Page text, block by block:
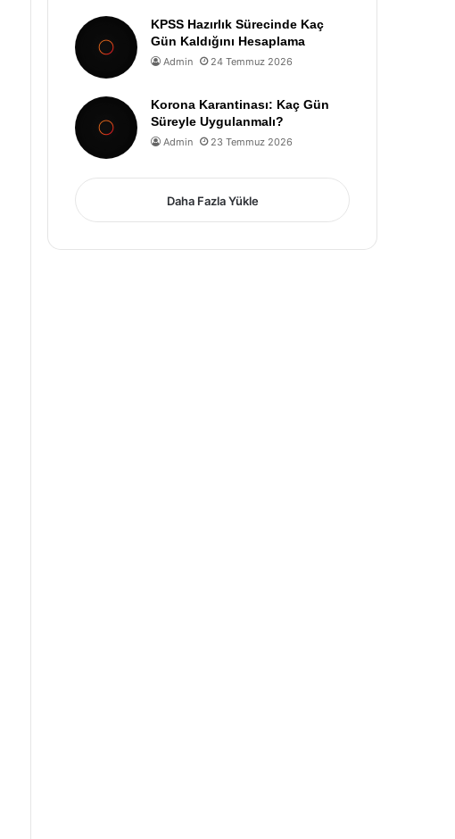
KPSS Hazırlık Sürecinde Kaç
Gün Kaldığını Hesaplama
Admin 24 Temmuz 2026
Korona Karantinası: Kaç Gün
Süreyle Uygulanmalı?
Admin 23 Temmuz 2026
Daha Fazla Yükle